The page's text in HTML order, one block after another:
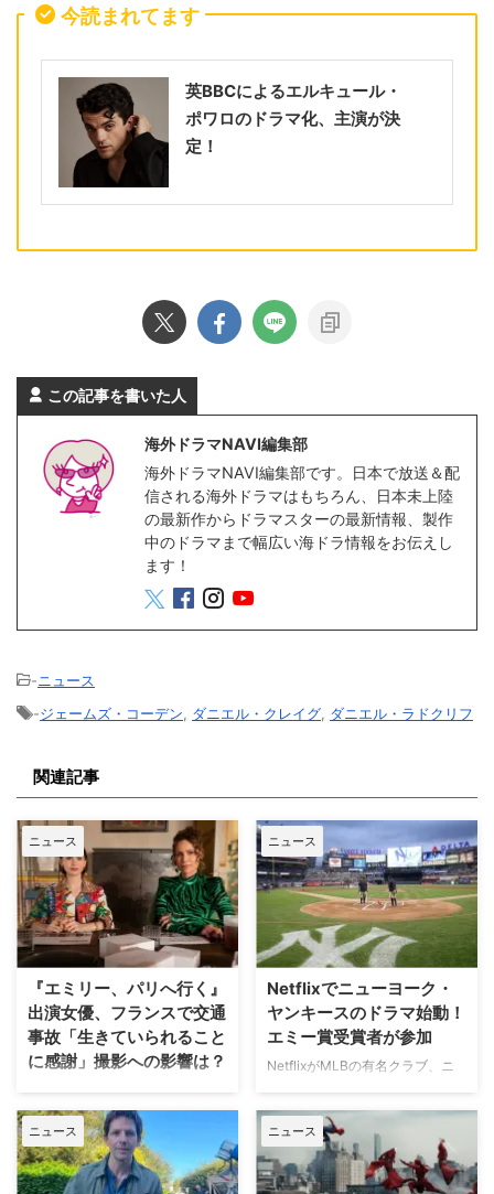
今読まれてます
英BBCによるエルキュール・
ポワロのドラマ化、主演が決
定！
この記事を書いた人
海外ドラマNAVI編集部
海外ドラマNAVI編集部です。日本で放送＆配
信される海外ドラマはもちろん、日本未上陸
の最新作からドラマスターの最新情報、製作
中のドラマまで幅広い海ドラ情報をお伝えし
ます！
-ニュース
-ジェームズ・コーデン ダニエル・クレイグ ダニエル・ラドクリフ
関連記事
ニュース
『エミリー、パリへ行く』
出演女優、フランスで交通
事故「生きていられること
に感謝」撮影への影響は？
人気Netflixドラマ『エミリー、パ
リへ行く』第6シーズンに出演す
るイギリス人女優のミニー・ドラ
イヴァーが、フランスでの撮影休
止期間中に深刻な自動車事故に遭
ニュース
Netflixでニューヨーク・
ヤンキースのドラマ始動！
エミー賞受賞者が参加
NetflixがMLBの有名クラブ、ニ
した新作ドラマシリーズの開発を
進めている。米Varietyが報じ
た。 『オザークへようこそ』ジ
ェイソン・ベイトマンも関与
ニュース ニュース